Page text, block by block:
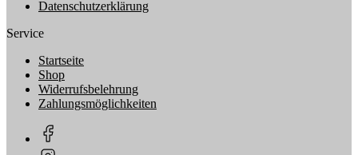
Datenschutzerklärung
Service
Startseite
Shop
Widerrufsbelehrung
Zahlungsmöglichkeiten